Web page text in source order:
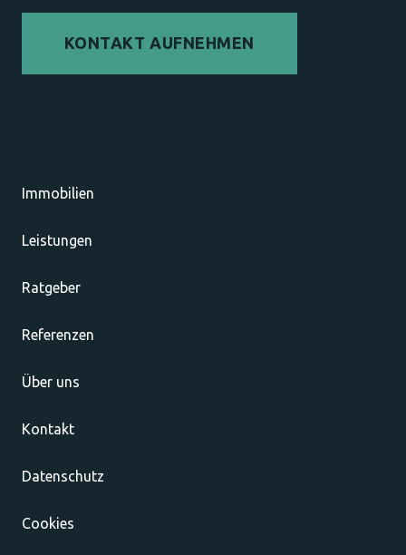
KONTAKT AUFNEHMEN
Immobilien
Leistungen
Ratgeber
Referenzen
Über uns
Kontakt
Datenschutz
Cookies